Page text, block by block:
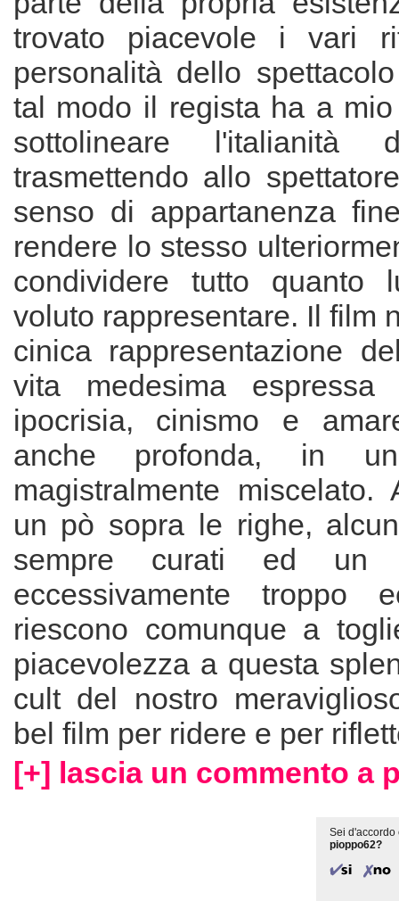
trovato piacevole i vari
personalità dello
tal modo il regista ha a
sottolineare l'italianità
trasmettendo allo
senso di appartanenza
rendere lo stesso
condividere tutto quanto
voluto rappresentare. Il film
cinica rappresentazione
vita medesima espressa
ipocrisia, cinismo e
anche profonda, in un
magistralmente miscelato.
un pò sopra le righe,
sempre curati ed un
eccessivamente troppo
riescono comunque a
piacevolezza a questa
cult del nostro
bel film per ridere e per
[+] lascia un commento a
Sei d'accordo
pioppo62?